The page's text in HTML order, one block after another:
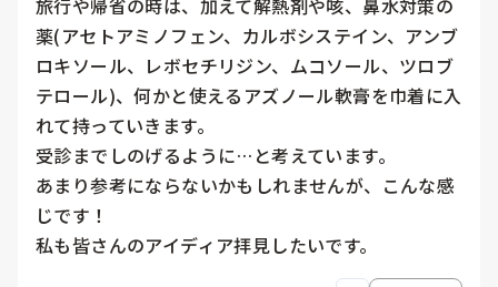
旅行や帰省の時は、加えて解熱剤や咳、鼻水対策の
薬(アセトアミノフェン、カルボシステイン、アンブ
ロキソール、レボセチリジン、ムコソール、ツロブ
テロール)、何かと使えるアズノール軟膏を巾着に入
れて持っていきます。
受診までしのげるように…と考えています。
あまり参考にならないかもしれませんが、こんな感
じです！
私も皆さんのアイディア拝見したいです。